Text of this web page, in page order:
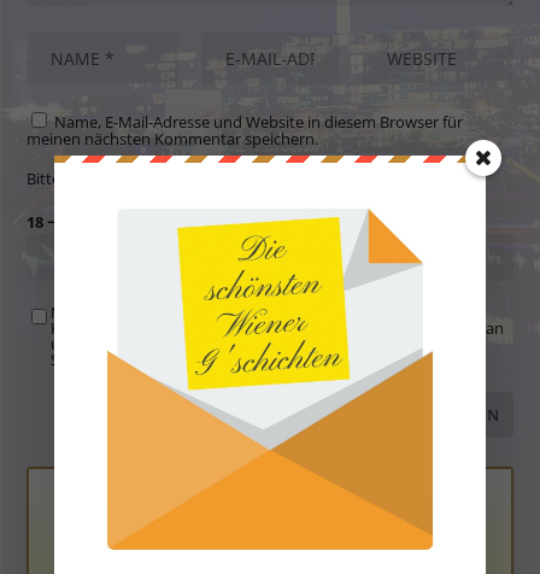
Name, E-Mail-Adresse und Website in diesem Browser für
meinen nächsten Kommentar speichern.
Bitte gib eine Antwort in Ziffern ein:
18 − neun =
Mit der Nutzung dieses Formulars übertragen Sie Ihren
Kommentar, Name, Email und IP-Adresse (und ev. Webseite) an
uns und erklären sich einverstanden, dass diese auf unserem
Server gespeichert werden. SieheDatenschutzbelehrung